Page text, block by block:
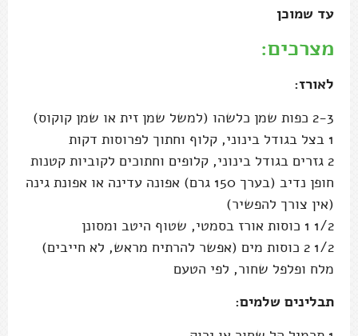
עד שמוכן
מצרכים:
לאורז:
2-3 כפות שמן כלשהו (למשל שמן זית או שמן קוקוס)
1 בצל בגודל בינוני, קלוף וחתוך לפרוסות דקות
2 גזרים בגודל בינוני, קלופים וחתוכים לקוביות קטנות
חופן נדיב (בערך 150 גרם) אפונה עדינה או אפונת גינה
(אין צורך להפשיר)
1/2 1 כוסות אורז בסמטי, שטוף היטב ומסונן
1/2 2 כוסות מים (אפשר להרתיח מראש, לא חייבים)
מלח ופלפל שחור, לפי הטעם
תבלינים שלמים: